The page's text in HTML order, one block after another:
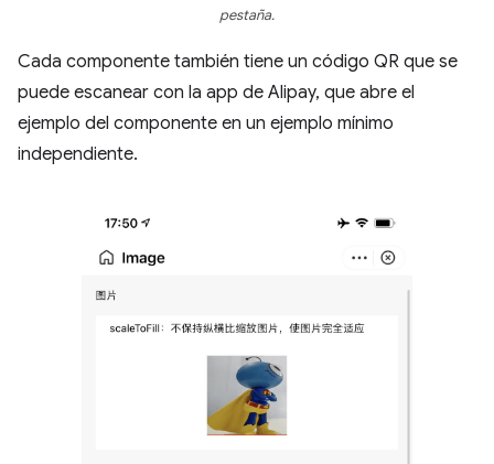
pestaña.
Cada componente también tiene un código QR que se
puede escanear con la app de Alipay, que abre el
ejemplo del componente en un ejemplo mínimo
independiente.